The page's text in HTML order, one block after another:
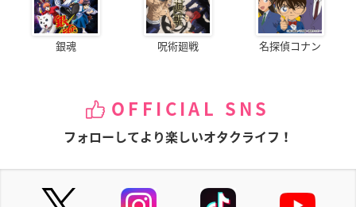
銀魂 呪術廻戦 名探偵コナン
OFFICIAL SNS
フォローしてより楽しいオタクライフ！